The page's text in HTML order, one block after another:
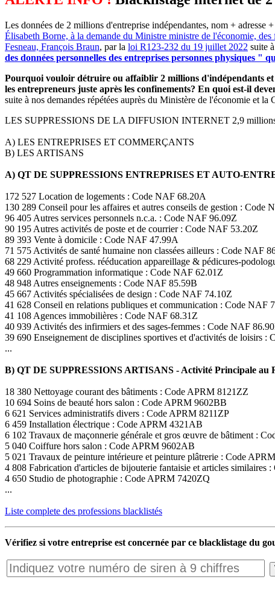
Les données de 2 millions d'entreprise indépendantes, nom +
Élisabeth Borne, à la demande du Ministre ministre de l'économie,
Fesneau, François Braun, par la loi R123-232 du 19 juillet 2022 suite
des données personnelles des entreprises personnes physiques
Pourquoi vouloir détruire ou affaiblir 2 millions d'indépendants
les entrepreneurs juste après les confinements? En quoi est-il
suite à nos demandes répétées auprès du Ministère de l'économie et
LES SUPPRESSIONS DE LA DIFFUSION INTERNET 2,9
A) LES ENTREPRISES ET COMMERÇANTS
B) LES ARTISANS
A) QT DE SUPPRESSIONS ENTREPRISES ET AUTO-
172 527 Location de logements : Code NAF 68.20A
130 289 Conseil pour les affaires et autres conseils de gestion : Code
96 405 Autres services personnels n.c.a. : Code NAF 96.09Z
90 195 Autres activités de poste et de courrier : Code NAF 53.20Z
89 393 Vente à domicile : Code NAF 47.99A
71 575 Activités de santé humaine non classées ailleurs : Code NAF
68 229 Activité profess. rééducation appareillage & pédicures-
49 660 Programmation informatique : Code NAF 62.01Z
48 948 Autres enseignements : Code NAF 85.59B
45 667 Activités spécialisées de design : Code NAF 74.10Z
41 628 Conseil en relations publiques et communication : Code NAF
41 108 Agences immobilières : Code NAF 68.31Z
40 939 Activités des infirmiers et des sages-femmes : Code NAF
39 690 Enseignement de disciplines sportives et d'activités de loisirs :
...
B) QT DE SUPPRESSIONS ARTISANS - Activité Principale au
18 380 Nettoyage courant des bâtiments : Code APRM 8121ZZ
10 694 Soins de beauté hors salon : Code APRM 9602BB
6 621 Services administratifs divers : Code APRM 8211ZP
6 459 Installation électrique : Code APRM 4321AB
6 102 Travaux de maçonnerie générale et gros œuvre de bâtiment :
5 040 Coiffure hors salon : Code APRM 9602AB
5 021 Travaux de peinture intérieure et peinture plâtrerie : Code
4 808 Fabrication d'articles de bijouterie fantaisie et articles similaires
4 650 Studio de photographie : Code APRM 7420ZQ
...
Liste complete des professions blacklistés
Vérifiez si votre entreprise est concernée par ce blacklistage du